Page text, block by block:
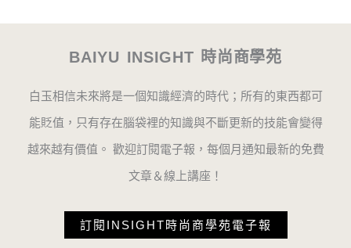
BAIYU INSIGHT 時尚商學苑
白玉相信未來將是一個知識經濟的時代；所有的東西都可
能貶值，只有存在腦袋裡的知識與不斷更新的技能會變得
越來越有價值。 歡迎訂閱電子報，每個月通知最新的免費
文章＆線上講座！
訂閱INSIGHT時尚商學苑電子報